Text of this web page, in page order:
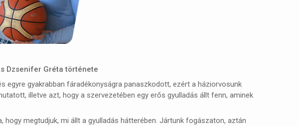
Dzsenifer Gréta története
egyre gyakrabban fáradékonyságra panaszkodott, ezért a háziorvosunk
illetve azt, hogy a szervezetében egy erős gyulladás állt fenn, aminek
megtudjuk, mi állt a gyulladás hátterében. Jártunk fogászaton, aztán